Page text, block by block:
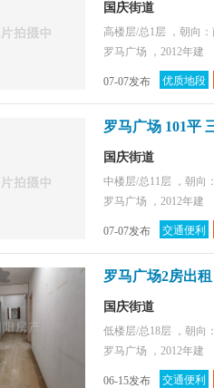
国庆街道
高楼层/总1层 ，朝向：
罗马广场 ，2012年建
07-07发布 优质地段
罗马广场 101平
国庆街道
中楼层/总11层 ，朝向
罗马广场 ，2012年建
07-07发布 交通便利
罗马广场2房出租
国庆街道
低楼层/总18层 ，朝向
罗马广场 ，2012年建
06-15发布 交通便利